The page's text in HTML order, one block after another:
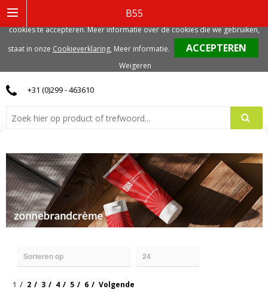
B55
0
+31 (0)299 - 463610
1 2 3 4 5 6 Volgende
gerelateerde cookies. Voor de beste gebruikerservaring, adviseren we deze
cookies te accepteren. Meer informatie over de cookies die we gebruiken,
staat in onze Cookieverklaring. Meer informatie.
Weigeren